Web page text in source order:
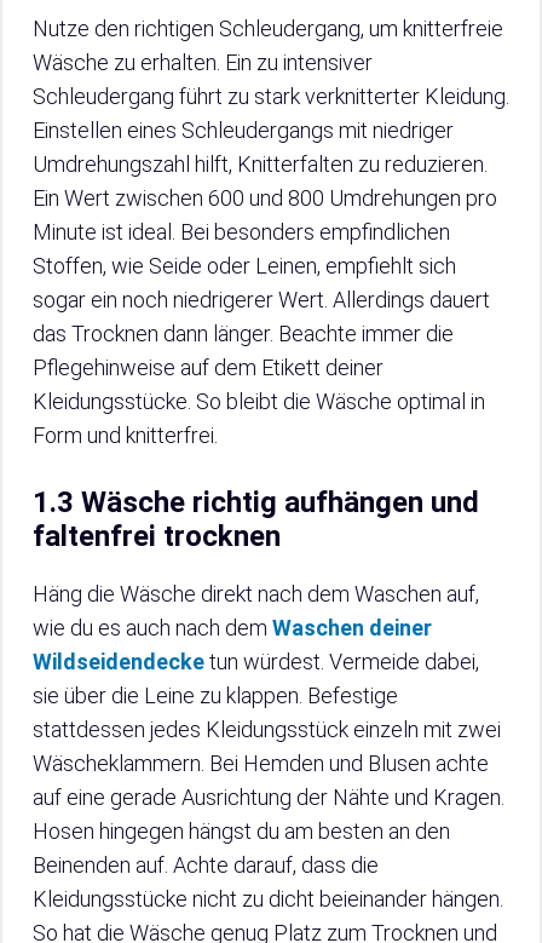
Nutze den richtigen Schleudergang, um knitterfreie
Wäsche zu erhalten. Ein zu intensiver
Schleudergang führt zu stark verknitterter Kleidung.
Einstellen eines Schleudergangs mit niedriger
Umdrehungszahl hilft, Knitterfalten zu reduzieren.
Ein Wert zwischen 600 und 800 Umdrehungen pro
Minute ist ideal. Bei besonders empfindlichen
Stoffen, wie Seide oder Leinen, empfiehlt sich
sogar ein noch niedrigerer Wert. Allerdings dauert
das Trocknen dann länger. Beachte immer die
Pflegehinweise auf dem Etikett deiner
Kleidungsstücke. So bleibt die Wäsche optimal in
Form und knitterfrei.
1.3 Wäsche richtig aufhängen und
faltenfrei trocknen
Häng die Wäsche direkt nach dem Waschen auf,
wie du es auch nach dem Waschen deiner
Wildseidendecketun würdest. Vermeide dabei,
sie über die Leine zu klappen. Befestige
stattdessen jedes Kleidungsstück einzeln mit zwei
Wäscheklammern. Bei Hemden und Blusen achte
auf eine gerade Ausrichtung der Nähte und Kragen.
Hosen hingegen hängst du am besten an den
Beinenden auf. Achte darauf, dass die
Kleidungsstücke nicht zu dicht beieinander hängen.
So hat die Wäsche genug Platz zum Trocknen und